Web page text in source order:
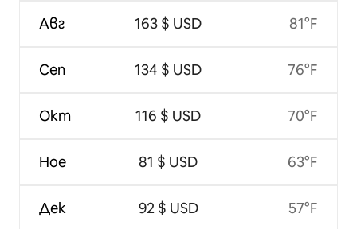
Авг
Сеп
Окт
Ное
Дек
163 $ USD
134 $ USD
116 $ USD
81 $ USD
92 $ USD
81°F
76°F
70°F
63°F
57°F